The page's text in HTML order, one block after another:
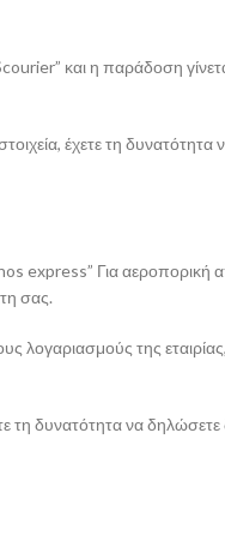
και η παράδοση
έχετε τη δυνατότητα
express” Για αεροπορική
σας.
λογαριασμούς της
τη δυνατότητα να